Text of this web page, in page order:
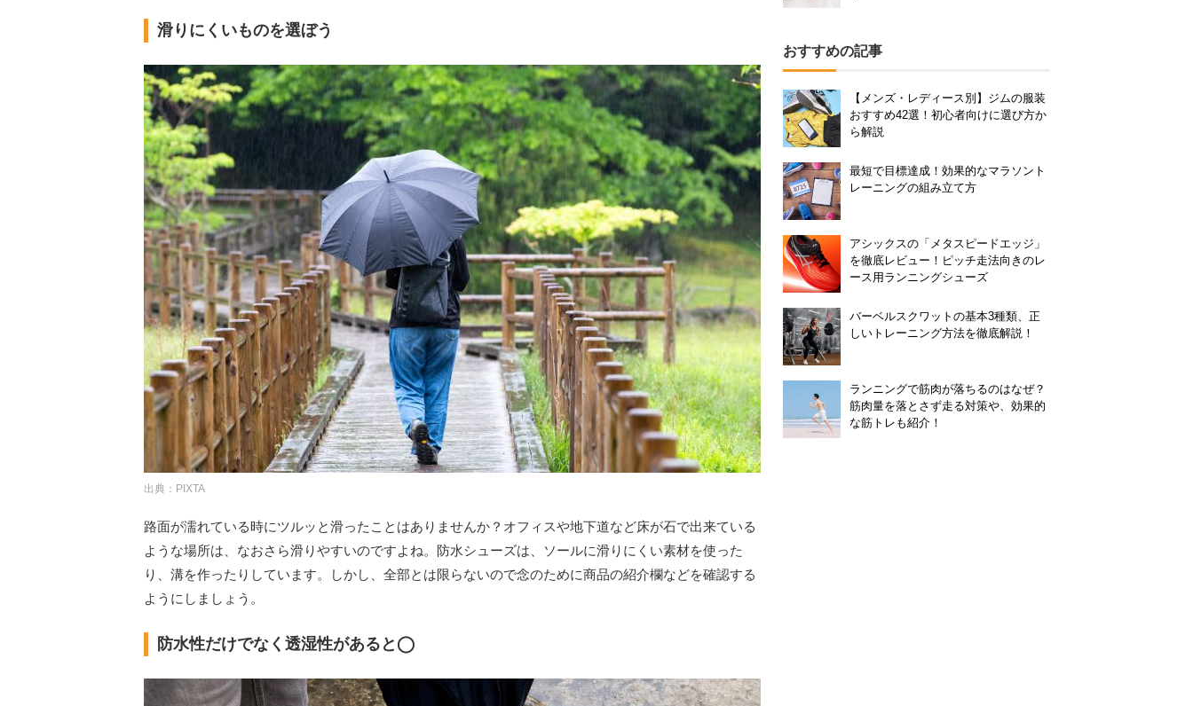
滑りにくいものを選ぼう
出典：PIXTA
路面が濡れている時にツルッと滑ったことはありませんか？オフィスや地下道など床が石で出来ている
ような場所は、なおさら滑りやすいのですよね。防水シューズは、ソールに滑りにくい素材を使った
り、溝を作ったりしています。しかし、全部とは限らないので念のために商品の紹介欄などを確認する
ようにしましょう。
防水性だけでなく透湿性があると◯
おすすめの記事
【メンズ・レディース別】ジムの服装
おすすめ42選！初心者向けに選び方か
ら解説
最短で目標達成！効果的なマラソント
レーニングの組み立て方
アシックスの「メタスピードエッジ」
を徹底レビュー！ピッチ走法向きのレ
ース用ランニングシューズ
バーベルスクワットの基本3種類、正
しいトレーニング方法を徹底解説！
ランニングで筋肉が落ちるのはなぜ？
筋肉量を落とさず走る対策や、効果的
な筋トレも紹介！